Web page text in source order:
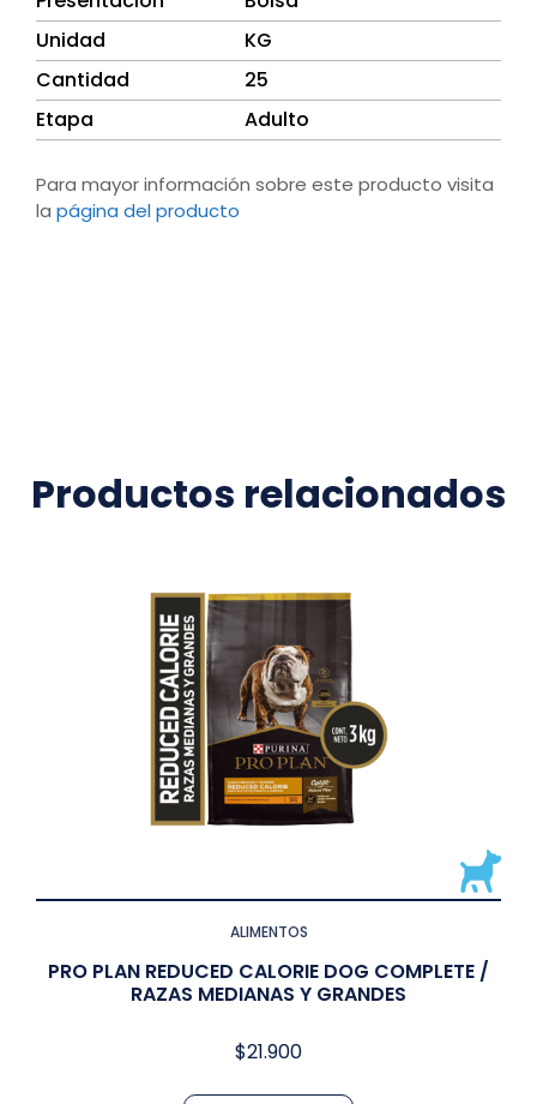
Unidad
KG
Cantidad
25
Etapa
Adulto
Para mayor información sobre este producto visita
la página del producto
Productos relacionados
ALIMENTOS
PRO PLAN REDUCED CALORIE DOG COMPLETE /
RAZAS MEDIANAS Y GRANDES
$21.900